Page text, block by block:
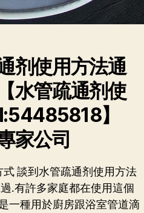
剂使用方法通
水管疏通剂使
】
家公司
談到水管疏通剂使用方法
.有許多家庭都在使用這個
一種用於廚房跟浴室管道滴